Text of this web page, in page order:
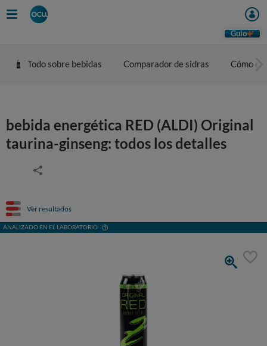
Guio
Todo sobre bebidas Comparador de sidras Cómo
bebida energética RED (ALDI) Original
taurina-ginseng: todos los detalles
Ver resultados
ANALIZADO EN EL LABORATORIO